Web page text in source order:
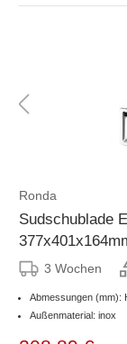
Ronda
Sudschublade
3 Wochen
Abmessungen (mm):
Außenmaterial: inox